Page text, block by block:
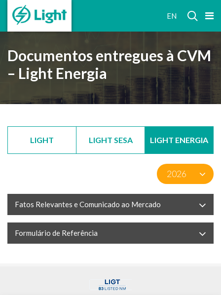
EN
Documentos entregues à CVM
– Light Energia
LIGHT LIGHT SESA LIGHT ENERGIA
Fatos Relevantes e Comunicado ao Mercado
Formulário de Referência